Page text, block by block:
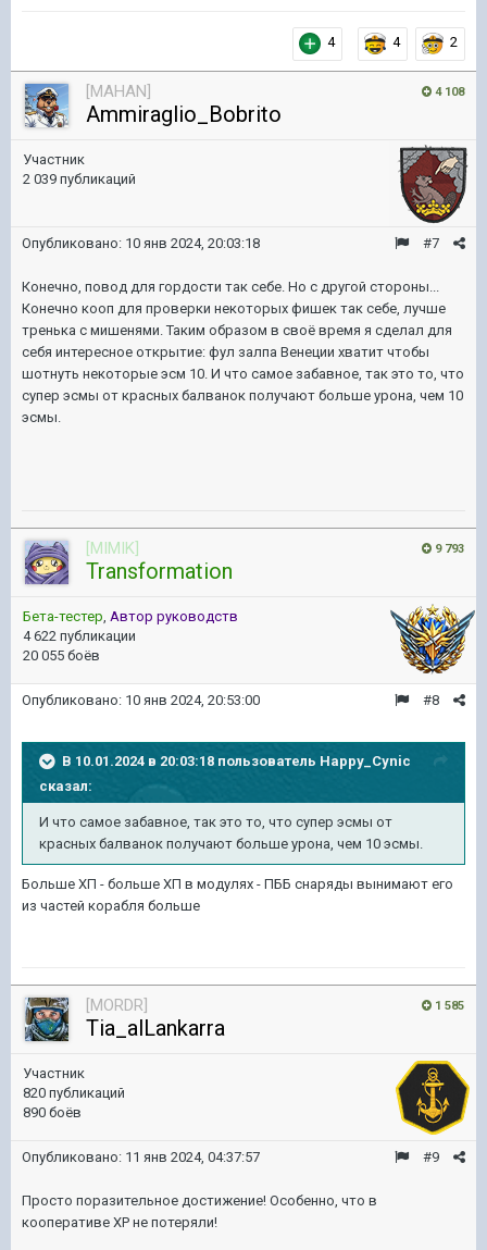
4 4 2
4 108
[MAHAN]
Ammiraglio_Bobrito
Участник
2 039 публикаций
#7
Опубликовано: 10 янв 2024, 20:03:18
Конечно, повод для гордости так себе. Но с другой стороны...
Конечно кооп для проверки некоторых фишек так себе, лучше
тренька с мишенями. Таким образом в своё время я сделал для
себя интересное открытие: фул залпа Венеции хватит чтобы
шотнуть некоторые эсм 10. И что самое забавное, так это то, что
супер эсмы от красных балванок получают больше урона, чем 10
эсмы.
9 793
[MIMIK]
Transformation
Бета-тестер Автор руководств
4 622 публикации
20 055 боёв
#8
Опубликовано: 10 янв 2024, 20:53:00
В 10.01.2024 в 20:03:18 пользователь Happy_Cynic
сказал:
И что самое забавное, так это то, что супер эсмы от
красных балванок получают больше урона, чем 10 эсмы.
Больше ХП - больше ХП в модулях - ПББ снаряды вынимают его
из частей корабля больше
1 585
[MORDR]
Tia_alLankarra
Участник
820 публикаций
890 боёв
#9
Опубликовано: 11 янв 2024, 04:37:57
Просто поразительное достижение! Особенно, что в
кооперативе XP не потеряли!